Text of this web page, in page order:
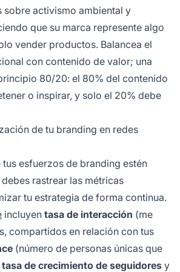
sobre activismo ambiental y
que su marca represente algo
vender productos. Balancea el
con contenido de valor; una
80/20: el 80% del contenido
o inspirar, y solo el 20% debe
de tu branding en redes
tus esfuerzos de branding estén
rastrear las métricas
tu estrategia de forma continua.
incluyen tasa de interacción (me
compartidos en relación con tus
(número de personas únicas que
tasa de crecimiento de seguidores y